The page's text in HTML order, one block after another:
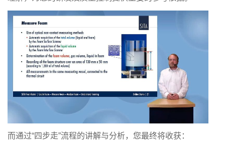
而通过“四步走”流程的讲解与分析，您最终将收获：